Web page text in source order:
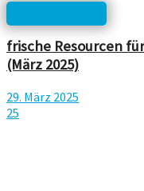
frische Resourcen
(März 2025)
29. März 2025
25